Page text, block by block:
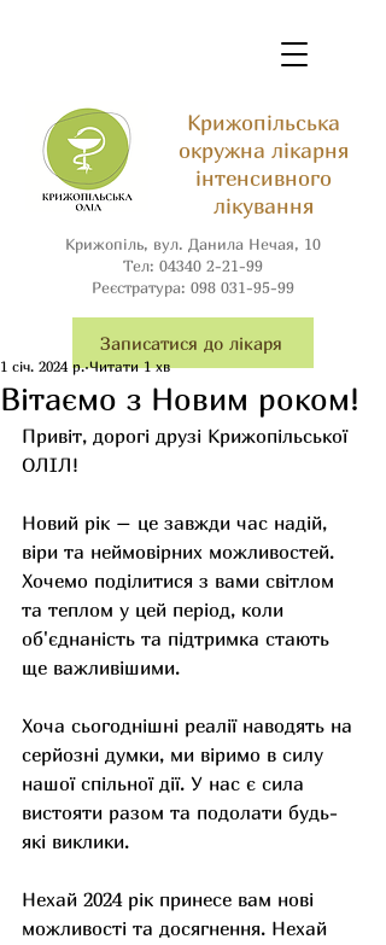
Крижопільська
окружна лікарня
інтенсивного
лікування
Крижопіль, вул. Данила Нечая, 10
Тел: 04340 2-21-99
Реєстратура: 098 031-95-99
Записатися до лікаря
Вітаємо з Новим роком!
1 січ. 2024 р. Читати 1 хв
Привіт, дорогі друзі Крижопільської
ОЛІЛ!
Новий рік – це завжди час надій,
віри та неймовірних можливостей.
Хочемо поділитися з вами світлом
та теплом у цей період, коли
об'єднаність та підтримка стають
ще важливішими.
Хоча сьогоднішні реалії наводять на
серйозні думки, ми віримо в силу
нашої спільної дії. У нас є сила
вистояти разом та подолати будь-
які виклики.
Нехай 2024 рік принесе вам нові
можливості та досягнення. Нехай